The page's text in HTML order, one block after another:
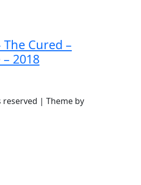
Cured –
2018
| Theme by